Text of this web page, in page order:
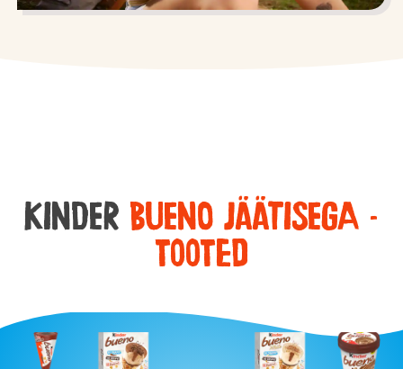
KINDERBUENO JÄÄTISEGA -
tooted